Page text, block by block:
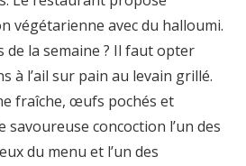
végétarienne avec du halloumi.
de la semaine ? Il faut opter
à l’ail sur pain au levain grillé.
fraîche, œufs pochés et
savoureuse concoction l’un des
du menu et l’un des